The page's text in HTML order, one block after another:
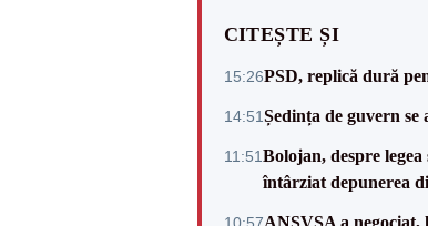
CITEȘTE ȘI
15:26PSD, replică dură
14:51Ședința de guvern
11:51Bolojan, despre
întârziat depunerea
ANSVSA a